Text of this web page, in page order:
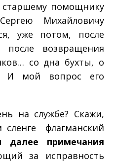
старшему помощнику
Михайловичу
уже потом, после
после возвращения
со дна бухты, о
И мой вопрос его
на службе? Скажи,
флагманский
далее примечания
за исправность